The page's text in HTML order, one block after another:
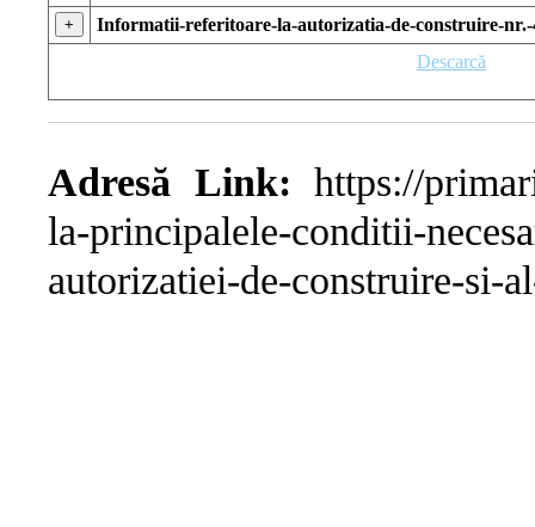
+
Informatii-referitoare-la-autorizatia-de-construire-nr.-
Descarcă
Adresă Link: https://
la-principalele-conditii-
autorizatiei-de-construire-si-